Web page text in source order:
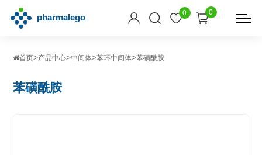
0 0
首页>产品中心>中间体>苯环中间体>苯磺酰胺
苯磺酰胺